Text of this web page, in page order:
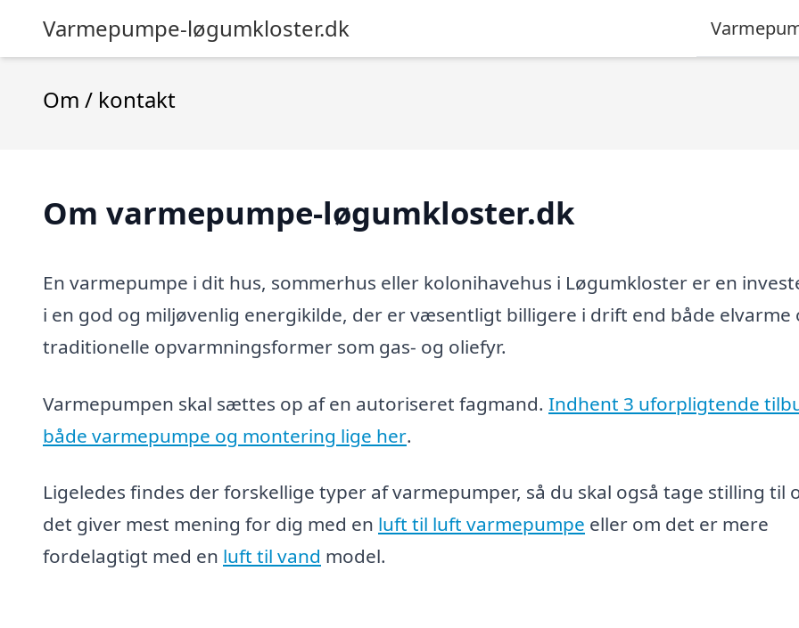
Varmepumpe-løgumkloster.dk
Om / kontakt
Om varmepumpe-løgumkloster.dk
En varmepumpe i dit hus, sommerhus eller kolonihavehus i Løgumkloster er en
i en god og miljøvenlig energikilde, der er væsentligt billigere i drift end både elvarme
traditionelle opvarmningsformer som gas- og oliefyr.
Varmepumpen skal sættes op af en autoriseret fagmand. Indhent 3 uforpligtende
både varmepumpe og montering lige her.
Ligeledes findes der forskellige typer af varmepumper, så du skal også tage stilling til
det giver mest mening for dig med en luft til luft varmepumpe eller om det er mere
fordelagtigt med en luft til vand model.